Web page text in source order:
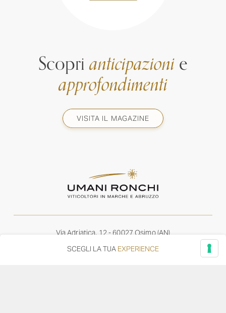
Scoprianticipazionie
approfondimenti
VISITA IL MAGAZINE
Via Adriatica, 12 - 60027 Osimo (AN)
wine@umanironchi.it
SCEGLI LA TUA EXPERIENCE